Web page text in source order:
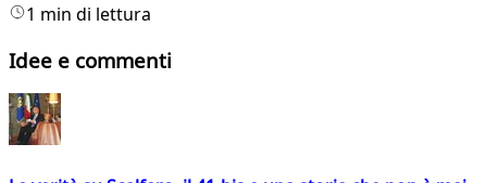
1 min di lettura
Idee e commenti